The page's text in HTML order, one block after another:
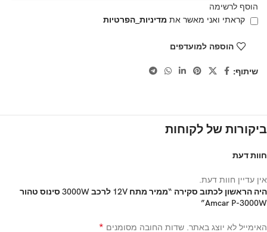
הוסף לרשימה
קראתי ואני מאשר את מדיניות_הפרטיות
הוספה למועדפים
שיתוף:
ביקורות של לקוחות
חוות דעת
אין עדיין חוות דעת.
היה הראשון לכתוב סקירה “ממיר מתח 12V לרכב 3000W סינוס טהור
Amcar P-3000W”
האימייל לא יוצג באתר. שדות החובה מסומנים *